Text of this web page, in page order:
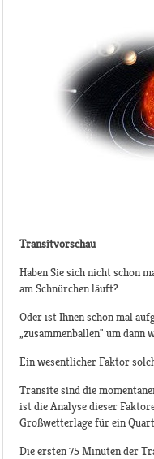
Transitvorschau
Haben Sie sich nicht schon
am Schnürchen läuft?
Oder ist Ihnen schon mal
„zusammenballen" um dann
Ein wesentlicher Faktor
Transite sind die
ist die Analyse dieser
Großwetterlage für ein
Die ersten 75 Minuten der